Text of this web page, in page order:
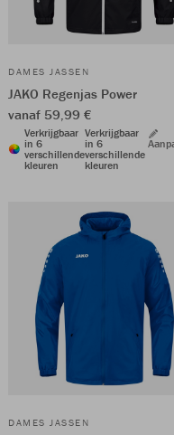
DAMES JASSEN
JAKO Regenjas Power
vanaf 59,99 €
Verkrijgbaar
in 6
verschillende
kleuren
Verkrijgbaar
in 6
verschillende
kleuren
DAMES JASSEN